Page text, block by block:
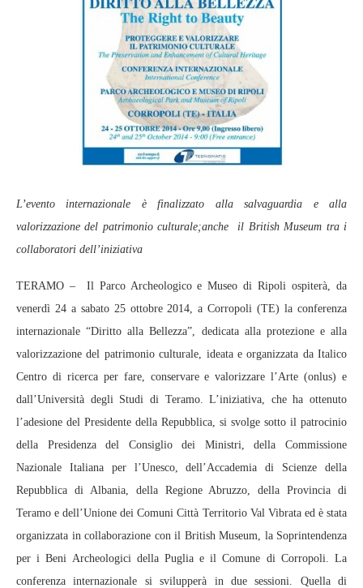
L’evento internazionale è finalizzato alla salvaguardia e alla
valorizzazione del patrimonio culturale;anche il British Museum tra i
collaboratori dell’iniziativa
TERAMO – Il Parco Archeologico e Museo di Ripoli ospiterà, da
venerdì 24 a sabato 25 ottobre 2014, a Corropoli (TE) la conferenza
internazionale “Diritto alla Bellezza”, dedicata alla protezione e alla
valorizzazione del patrimonio culturale, ideata e organizzata da Italico
Centro di ricerca per fare, conservare e valorizzare l’Arte (onlus) e
dall’Università degli Studi di Teramo. L’iniziativa, che ha ottenuto
l’adesione del Presidente della Repubblica, si svolge sotto il patrocinio
della Presidenza del Consiglio dei Ministri, della Commissione
Nazionale Italiana per l’Unesco, dell’Accademia di Scienze della
Repubblica di Albania, della Regione Abruzzo, della Provincia di
Teramo e dell’Unione dei Comuni Città Territorio Val Vibrata ed è stata
organizzata in collaborazione con il British Museum, la Soprintendenza
per i Beni Archeologici della Puglia e il Comune di Corropoli. La
conferenza internazionale si svilupperà in due sessioni. Quella di